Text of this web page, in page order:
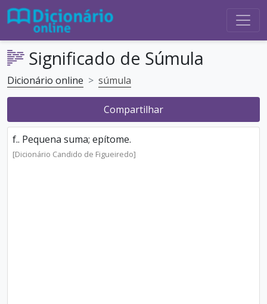
Significado de Súmula
Dicionário online súmula
Compartilhar
f.. Pequena suma; epítome.
[Dicionário Candido de Figueiredo]